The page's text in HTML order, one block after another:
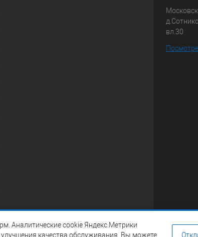
вл.30
Аналитические cookie Яндекс.Метрики
качества обслуживания. Вы можете